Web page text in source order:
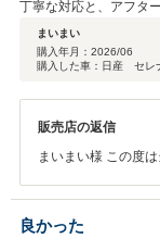
丁寧な対応と、アフタ
まいまい
購入年月： 2026/06
購入した車：日産 セ
販売店の返信
まいまい様 この度
ビス」にご満足頂け
も安心してカーライ
良かった